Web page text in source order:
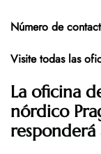
Número de
Visite todas las
La oficina
nórdico
responderá